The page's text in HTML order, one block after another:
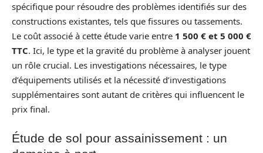
spécifique pour résoudre des problèmes identifiés sur des
constructions existantes, tels que fissures ou tassements.
Le coût associé à cette étude varie entre 1 500 € et 5 000 €
TTC. Ici, le type et la gravité du problème à analyser jouent
un rôle crucial. Les investigations nécessaires, le type
d’équipements utilisés et la nécessité d’investigations
supplémentaires sont autant de critères qui influencent le
prix final.
Étude de sol pour assainissement : un